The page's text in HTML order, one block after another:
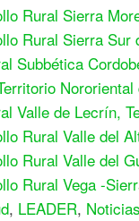
Rural Sierra
Rural Sierra Sur
Subbética
Nororiental
Valle de Lecrín,
Rural Valle del
Rural Valle del
Rural Vega -
, LEADER, Noticias